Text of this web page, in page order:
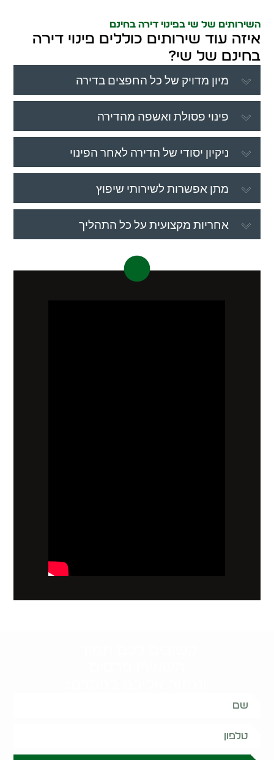
השירותים של שי בפינוי דירה בחינם
איזה עוד שירותים כוללים פינוי דירה
בחינם של שי?
מיון מדויק של כל החפצים בדירה
פינוי פסולת ואשפה מהדירה
ניקיון יסודי של הדירה לאחר הפינוי
מתן אפשרות לשירותי שיפוץ
אחריות מקצועית על כל התהליך